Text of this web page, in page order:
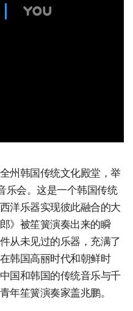
州韩国传统文化殿堂，举
乐会。这是一个韩国传统
洋乐器实现彼此融合的大
》被笙簧演奏出来的瞬
从未见过的乐器，充满了
韩国高丽时代和朝鲜时
国和韩国的传统音乐与千
年笙簧演奏家盖兆鹏。